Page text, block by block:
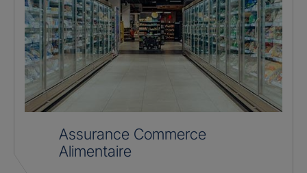
Assurance Commerce
Alimentaire